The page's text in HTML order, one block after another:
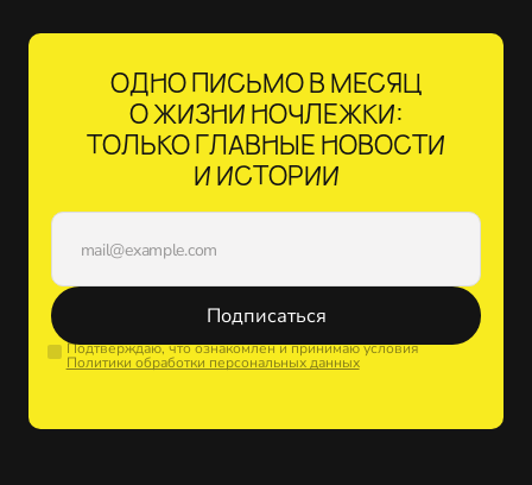
ОДНО ПИСЬМО В МЕСЯЦ
О ЖИЗНИ НОЧЛЕЖКИ:
ТОЛЬКО ГЛАВНЫЕ НОВОСТИ
И ИСТОРИИ
Подписаться
Подтверждаю, что ознакомлен и принимаю условия
Политики обработки персональных данных